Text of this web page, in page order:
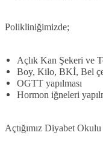
Polikliniğimizde;
Açlık Kan Şekeri ve
Boy, Kilo, BKİ, Bel
OGTT yapılması
Hormon iğneleri
Açtığımız Diyabet